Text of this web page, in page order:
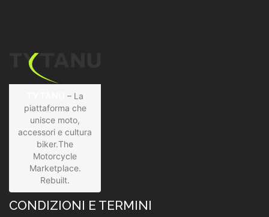
– La
piattaforma che
unisce moto,
accessori e cultura
biker.The
Motorcycle
Marketplace.
Rebuilt.
CONDIZIONI E TERMINI